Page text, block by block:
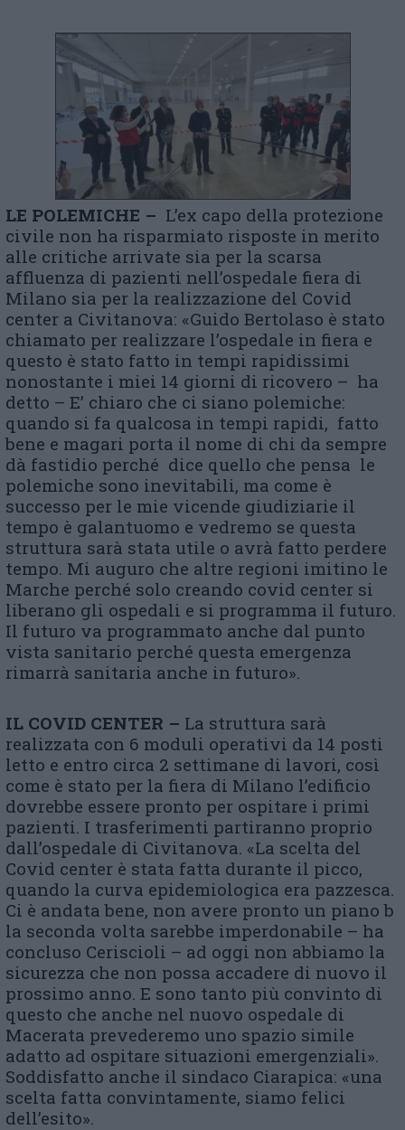
LE POLEMICHE – L’ex capo della protezione
civile non ha risparmiato risposte in merito
alle critiche arrivate sia per la scarsa
affluenza di pazienti nell’ospedale fiera di
Milano sia per la realizzazione del Covid
center a Civitanova: «Guido Bertolaso è stato
chiamato per realizzare l’ospedale in fiera e
questo è stato fatto in tempi rapidissimi
nonostante i miei 14 giorni di ricovero – ha
detto – E’ chiaro che ci siano polemiche:
quando si fa qualcosa in tempi rapidi, fatto
bene e magari porta il nome di chi da sempre
dà fastidio perché dice quello che pensa le
polemiche sono inevitabili, ma come è
successo per le mie vicende giudiziarie il
tempo è galantuomo e vedremo se questa
struttura sarà stata utile o avrà fatto perdere
tempo. Mi auguro che altre regioni imitino le
Marche perché solo creando covid center si
liberano gli ospedali e si programma il futuro.
Il futuro va programmato anche dal punto
vista sanitario perché questa emergenza
rimarrà sanitaria anche in futuro».
IL COVID CENTER – La struttura sarà
realizzata con 6 moduli operativi da 14 posti
letto e entro circa 2 settimane di lavori, così
come è stato per la fiera di Milano l’edificio
dovrebbe essere pronto per ospitare i primi
pazienti. I trasferimenti partiranno proprio
dall’ospedale di Civitanova. «La scelta del
Covid center è stata fatta durante il picco,
quando la curva epidemiologica era pazzesca.
Ci è andata bene, non avere pronto un piano b
la seconda volta sarebbe imperdonabile – ha
concluso Ceriscioli – ad oggi non abbiamo la
sicurezza che non possa accadere di nuovo il
prossimo anno. E sono tanto più convinto di
questo che anche nel nuovo ospedale di
Macerata prevederemo uno spazio simile
adatto ad ospitare situazioni emergenziali».
Soddisfatto anche il sindaco Ciarapica: «una
scelta fatta convintamente, siamo felici
dell’esito».